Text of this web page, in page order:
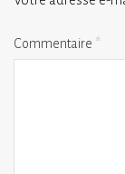
Commentaire *